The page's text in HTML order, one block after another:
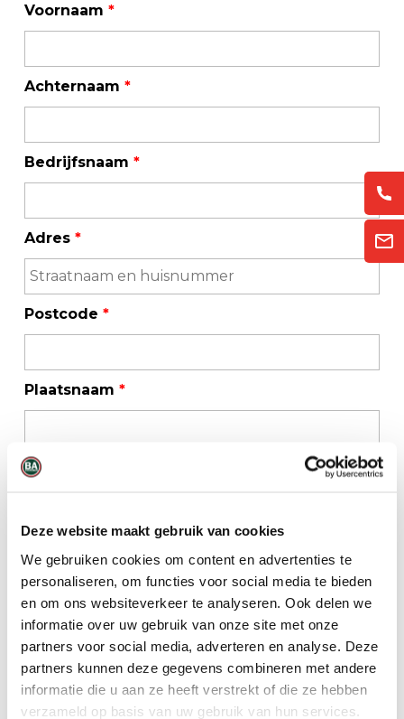
Deze website maakt gebruik van cookies
We gebruiken cookies om content en advertenties te
personaliseren, om functies voor social media te bieden
en om ons websiteverkeer te analyseren. Ook delen we
informatie over uw gebruik van onze site met onze
partners voor social media, adverteren en analyse. Deze
partners kunnen deze gegevens combineren met andere
informatie die u aan ze heeft verstrekt of die ze hebben
verzameld op basis van uw gebruik van hun services.
Voornaam *
Achternaam *
Bedrijfsnaam *
Adres *
Postcode *
Plaatsnaam *
Telefoonnummer
E-mailadres*